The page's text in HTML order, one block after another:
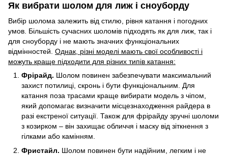
Як вибрати шолом для лиж і сноуборду
Вибір шолома залежить від стилю, рівня катання і погодних
умов. Більшість сучасних шоломів підходять як для лиж, так і
для сноуборду і не мають значних функціональних
відмінностей. Однак, різні моделі мають свої особливості і
можуть краще підходити для різних типів катання:
Фрірайд. Шолом повинен забезпечувати максимальний
захист потилиці, скронь і бути функціональним. Для
катання поза трасами краще вибирати модель з чіпом,
який допомагає визначити місцезнаходження райдера в
разі екстреної ситуації. Також для фрірайду зручні шоломи
з козирком – він захищає обличчя і маску від зіткнення з
гілками або камінням.
Фристайл. Шолом повинен бути надійним, легким і не